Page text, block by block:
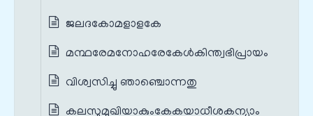
ജലദകോമളാളകേ
മന്ഥരേമനോഹരേകേള്‍കിന്ത്വഭിപ്രായം
വിശ്വസിച്ചു ഞാഞ്ചൊന്നതു
കലസുമുഖിയാകുംകേകയാധീശകന്യാം